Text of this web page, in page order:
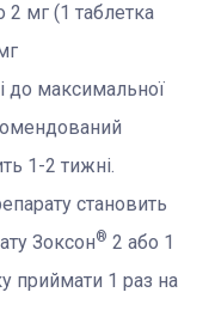
мг (1 таблетка
до максимальної
1-2 тижні.
становить
Зоксон® 2 або 1
приймати 1 раз на